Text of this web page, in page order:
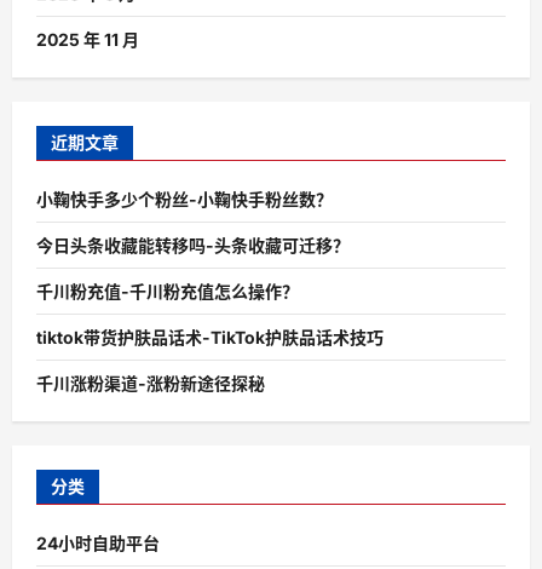
2025 年 11 月
近期文章
小鞠快手多少个粉丝-小鞠快手粉丝数？
今日头条收藏能转移吗-头条收藏可迁移？
千川粉充值-千川粉充值怎么操作？
tiktok带货护肤品话术-TikTok护肤品话术技巧
千川涨粉渠道-涨粉新途径探秘
分类
24小时自助平台